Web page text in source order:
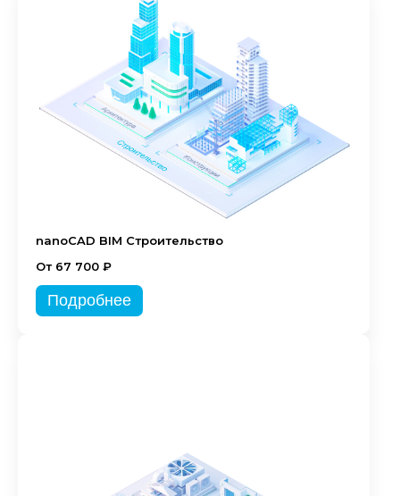
nanoCAD BIM Строительство
От 67 700 ₽
Подробнее